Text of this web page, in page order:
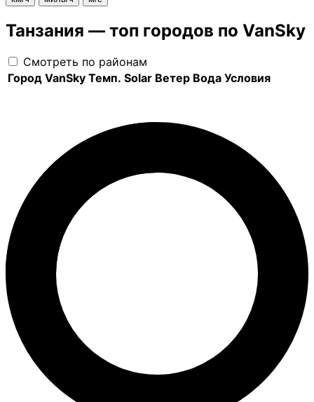
Танзания — топ городов по VanSky
Смотреть по районам
Город VanSky Темп. Solar Ветер Вода Условия